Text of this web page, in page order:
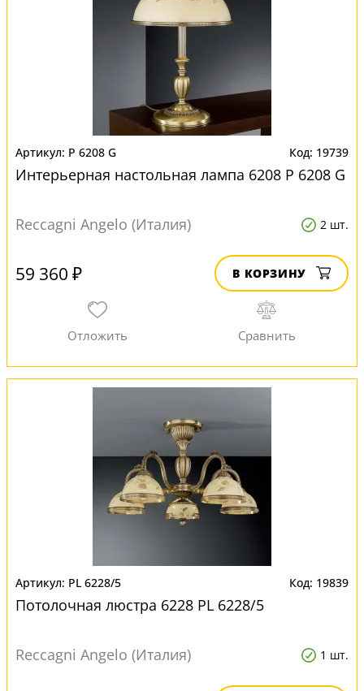
P 6208 G 19739
Интерьерная настольная лампа 6208 P 6208 G
Reccagni Angelo (Италия) 2 шт.
59 360 ₽ В КОРЗИНУ
PL 6228/5 19839
Потолочная люстра 6228 PL 6228/5
Reccagni Angelo (Италия) 1 шт.